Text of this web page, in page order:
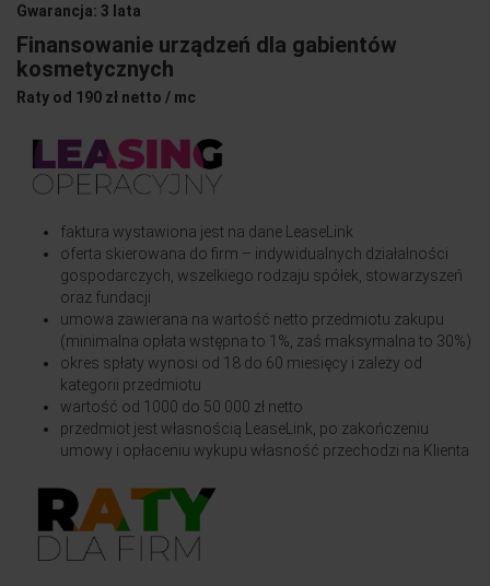
Gwarancja: 3 lata
Finansowanie urządzeń dla gabientów
kosmetycznych
Raty od 190 zł netto / mc
faktura wystawiona jest na dane LeaseLink
oferta skierowana do firm – indywidualnych działalności
gospodarczych, wszelkiego rodzaju spółek, stowarzyszeń
oraz fundacji
umowa zawierana na wartość netto przedmiotu zakupu
(minimalna opłata wstępna to 1%, zaś maksymalna to 30%)
okres spłaty wynosi od 18 do 60 miesięcy i zależy od
kategorii przedmiotu
wartość od 1000 do 50 000 zł netto
przedmiot jest własnością LeaseLink, po zakończeniu
umowy i opłaceniu wykupu własność przechodzi na Klienta